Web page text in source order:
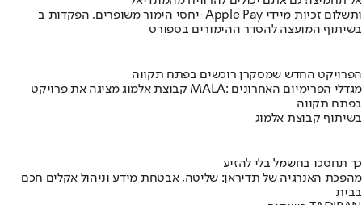
יחסי הימור משופרים, הפקדות ב-Apple Pay ותשלום זכיות מיידי
בשיתוף המועצה להסדר ההימורים בספורט
הפרויקט החדש שמסקרן רוכשים בפתח תקווה
קבוצת אלמוג מציגה את פרויקט MALA: מגדלי הפרימיום האחרונים
בפתח תקווה
בשיתוף קבוצת אלמוג
כך תחסכו בחשמל בלי להזיע
מהפכת האנרגיה של תדיראן: שליטה, אבטחת מידע וניהול אקלים חכם
בבית